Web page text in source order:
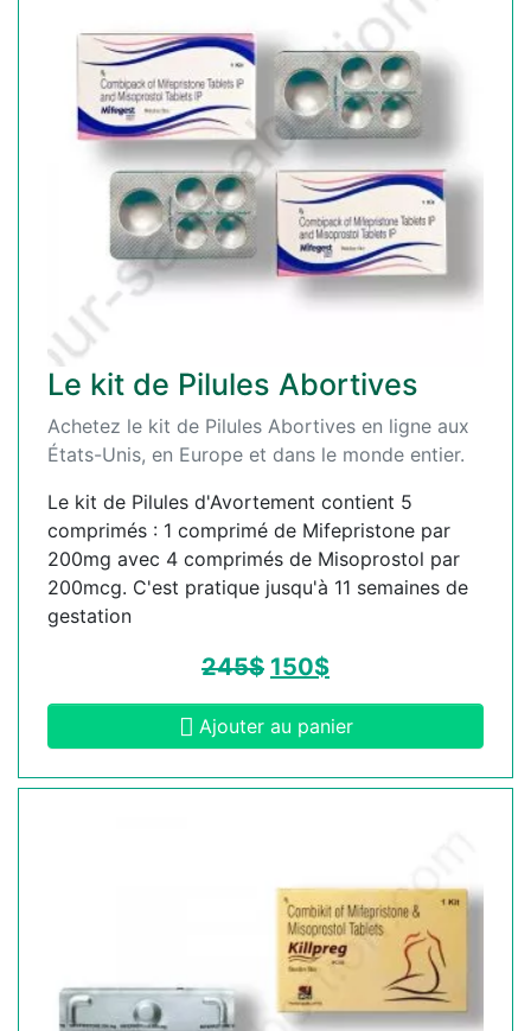
Le kit de Pilules Abortives
Achetez le kit de Pilules Abortives en ligne aux
États-Unis, en Europe et dans le monde entier.
Le kit de Pilules d'Avortement contient 5
comprimés : 1 comprimé de Mifepristone par
200mg avec 4 comprimés de Misoprostol par
200mcg. C'est pratique jusqu'à 11 semaines de
gestation
245$ 150$
Ajouter au panier